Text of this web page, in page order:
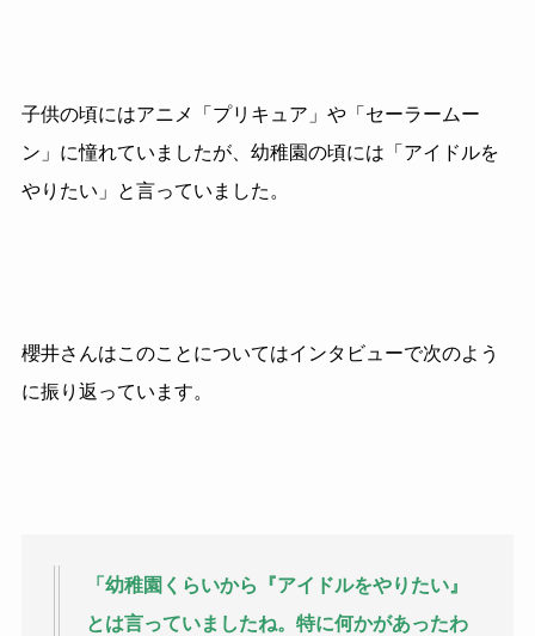
子供の頃にはアニメ「プリキュア」や「セーラームー
ン」に憧れていましたが、幼稚園の頃には「アイドルを
やりたい」と言っていました。
櫻井さんはこのことについてはインタビューで次のよう
に振り返っています。
「幼稚園くらいから『アイドルをやりたい』
とは言っていましたね。特に何かがあったわ